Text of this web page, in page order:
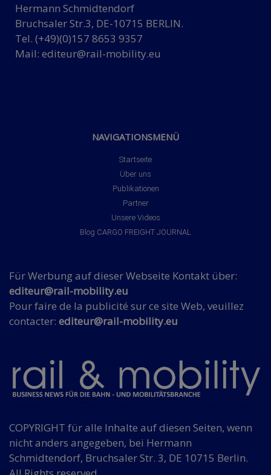
Hermann Schmidtendorf
Bruchsaler Str.3, DE-10715 BERLIN.
Tel. (+49)(0)157 8653 9357
Mail: editeur@rail-mobility.eu
NAVIGATIONSMENÜ
Startseite
Über uns
Publikationen
Partner
Unsere Videos
Blog CARGO FREIGHT JOURNAL
Für Werbung auf dieser Webseite Kontakt über:
editeur@rail-mobility.eu
Pour faire de la publicité sur ce site Web, veuillez
contacter: editeur@rail-mobility.eu
COPYRIGHT für alle Inhalte auf diesen Seiten, wenn
nicht anders angegeben, bei Hermann
Schmidtendorf, Bruchsaler Str. 3, DE 10715 Berlin.